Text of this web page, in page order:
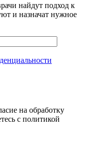
найдут подход к
и назначат нужное
на обработку
c политикой